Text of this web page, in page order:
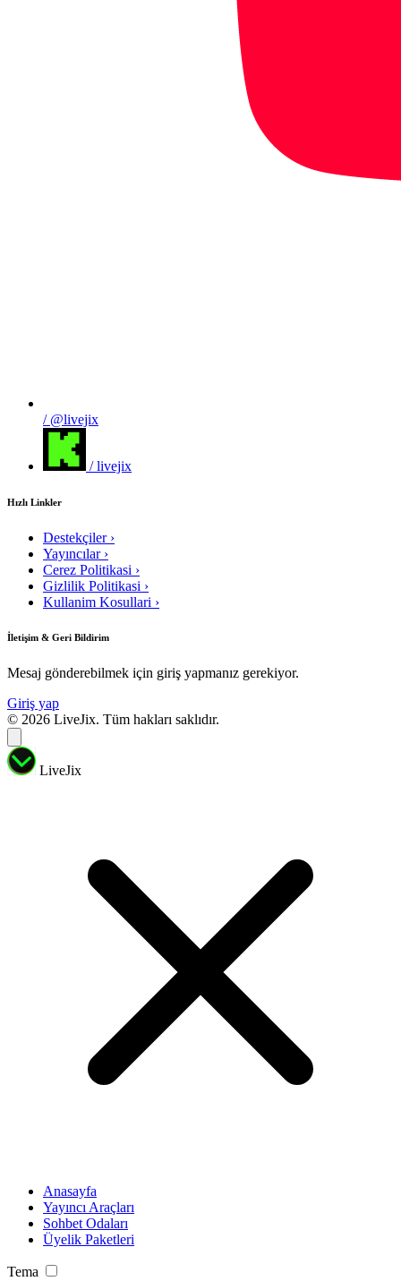
/ @livejix
/ livejix
Hızlı Linkler
Destekçiler ›
Yayıncılar ›
Cerez Politikasi ›
Gizlilik Politikasi ›
Kullanim Kosullari ›
İletişim & Geri Bildirim
Mesaj gönderebilmek için giriş yapmanız gerekiyor.
Giriş yap
© 2026 LiveJix. Tüm hakları saklıdır.
LiveJix
Anasayfa
Yayıncı Araçları
Sohbet Odaları
Üyelik Paketleri
Tema